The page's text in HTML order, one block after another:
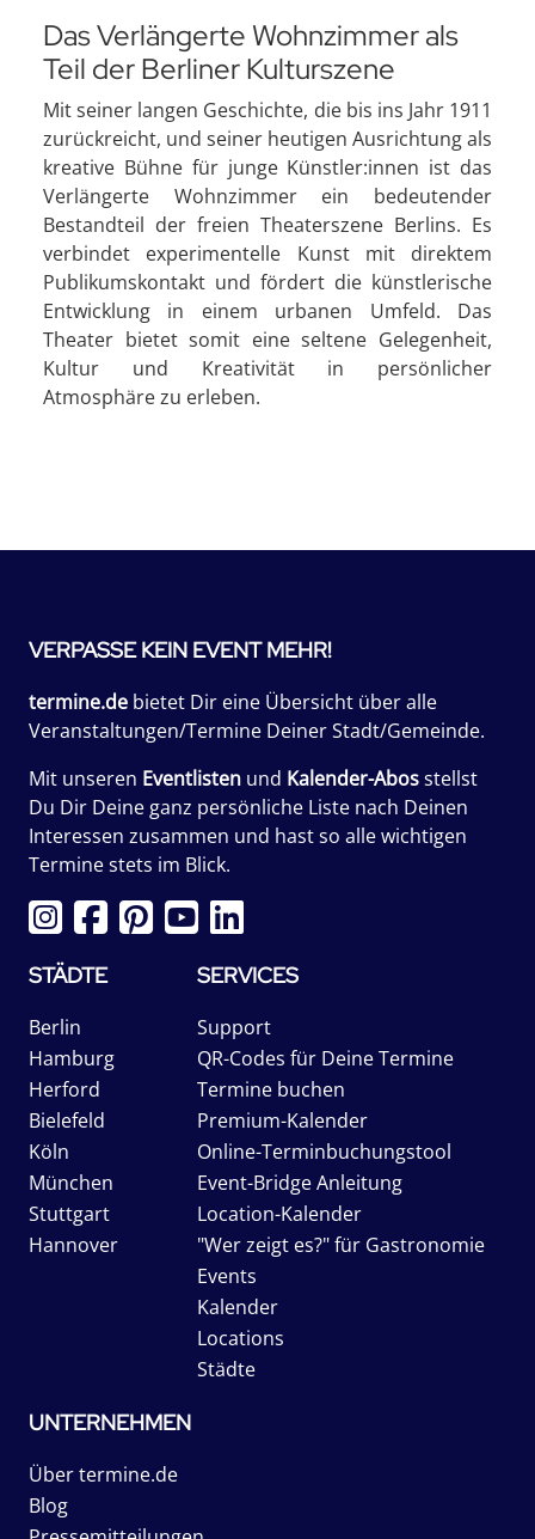
Das Verlängerte Wohnzimmer als
Teil der Berliner Kulturszene
Mit seiner langen Geschichte, die bis ins Jahr 1911
zurückreicht, und seiner heutigen Ausrichtung als
kreative Bühne für junge Künstler:innen ist das
Verlängerte Wohnzimmer ein bedeutender
Bestandteil der freien Theaterszene Berlins. Es
verbindet experimentelle Kunst mit direktem
Publikumskontakt und fördert die künstlerische
Entwicklung in einem urbanen Umfeld. Das
Theater bietet somit eine seltene Gelegenheit,
Kultur und Kreativität in persönlicher
Atmosphäre zu erleben.
VERPASSE KEIN EVENT MEHR!
termine.de bietet Dir eine Übersicht über alle
Veranstaltungen/Termine Deiner Stadt/Gemeinde.
Mit unseren Eventlisten und Kalender-Abosstellst
Du Dir Deine ganz persönliche Liste nach Deinen
Interessen zusammen und hast so alle wichtigen
Termine stets im Blick.
STÄDTE
Berlin
Hamburg
Herford
Bielefeld
Köln
München
Stuttgart
Hannover
SERVICES
Support
QR-Codes für Deine Termine
Termine buchen
Premium-Kalender
Online-Terminbuchungstool
Event-Bridge Anleitung
Location-Kalender
"Wer zeigt es?" für Gastronomie
Events
Kalender
Locations
Städte
UNTERNEHMEN
Über termine.de
Blog